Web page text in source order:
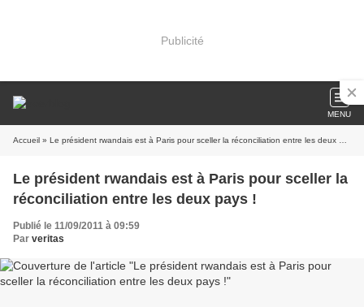
Publicité
MENU
Accueil » Le président rwandais est à Paris pour sceller la réconciliation entre les deux pays !
Le président rwandais est à Paris pour sceller la
réconciliation entre les deux pays !
Publié le 11/09/2011 à 09:59
Par veritas